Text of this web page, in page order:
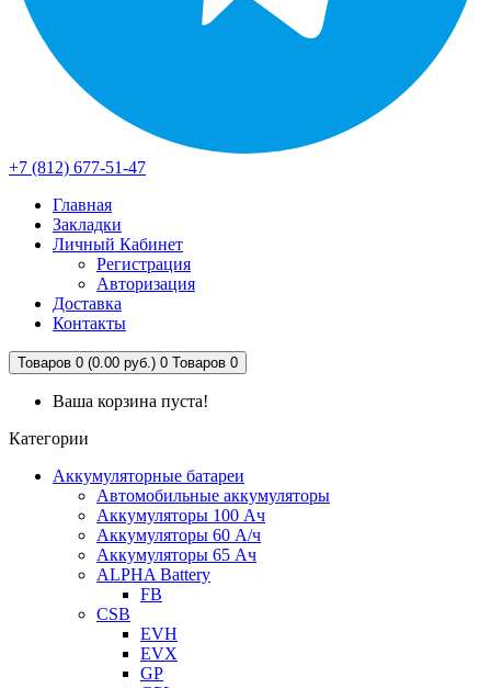
+7 (812) 677-51-47
Главная
Закладки
Личный Кабинет
Регистрация
Авторизация
Доставка
Контакты
Товаров 0 (0.00 руб.) 0 Товаров 0
Ваша корзина пуста!
Категории
Аккумуляторные батареи
Автомобильные аккумуляторы
Аккумуляторы 100 Ач
Аккумуляторы 60 А/ч
Аккумуляторы 65 Ач
ALPHA Battery
FB
CSB
EVH
EVX
GP